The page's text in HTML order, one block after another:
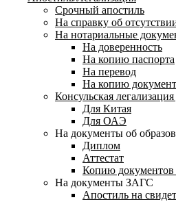
Срочный апостиль
На справку об
На нотариальные
На доверенность
На копию паспорта
На перевод
На копию
Консульская
Для Китая
Для ОАЭ
На документы об
Диплом
Аттестат
Копию документов
На документы ЗАГС
Апостиль на